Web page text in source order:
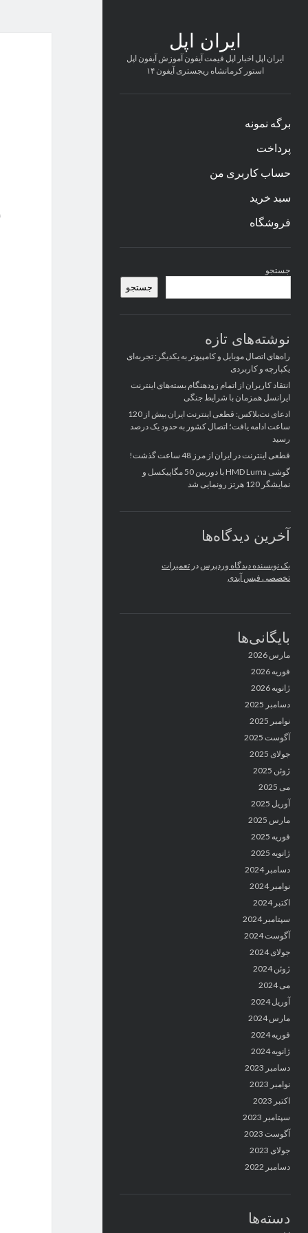
ایران اپل
ایران اپل اخبار اپل قیمت آیفون آموزش آیفون اپل
استور کرمانشاه ریجستری آیفون ۱۴
برگه نمونه
پرداخت
حساب کاربری من
سبد خرید
فروشگاه
کناری
جستجو
جستجو
نوشته‌های تازه
راه‌های اتصال موبایل و کامپیوتر به یکدیگر: تجربه‌ای
یکپارچه و کاربردی
انتقاد کاربران از اتمام زودهنگام بسته‌های اینترنت
ایرانسل همزمان با شرایط جنگی
ادعای نت‌بلاکس: قطعی اینترنت ایران بیش از 120
ساعت ادامه یافت؛ اتصال کشور به حدود یک درصد
رسید
قطعی اینترنت در ایران از مرز 48 ساعت گذشت!
گوشی HMD Luma با دوربین 50 مگاپیکسل و
نمایشگر 120 هرتز رونمایی شد
آخرین دیدگاه‌ها
یک نویسنده دیدگاه وردپرس در تعمیرات
تخصصی فیس آیدی
بایگانی‌ها
مارس 2026
فوریه 2026
ژانویه 2026
دسامبر 2025
نوامبر 2025
آگوست 2025
جولای 2025
ژوئن 2025
می 2025
آوریل 2025
مارس 2025
فوریه 2025
ژانویه 2025
دسامبر 2024
نوامبر 2024
اکتبر 2024
سپتامبر 2024
آگوست 2024
جولای 2024
ژوئن 2024
می 2024
آوریل 2024
مارس 2024
فوریه 2024
ژانویه 2024
دسامبر 2023
نوامبر 2023
اکتبر 2023
سپتامبر 2023
آگوست 2023
جولای 2023
دسامبر 2022
دسته‌ها